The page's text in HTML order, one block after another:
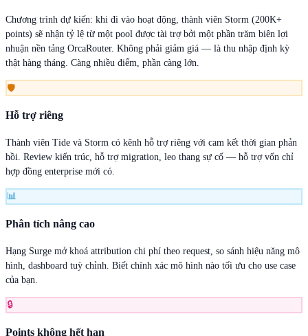
Chương trình dự kiến: khi đi vào hoạt động, thành viên Storm (200K+
points) sẽ nhận tỷ lệ từ một pool được tài trợ bởi một phần trăm biên lợi
nhuận nền tảng OrcaRouter. Không phải giảm giá — là thu nhập định kỳ
thật hàng tháng. Càng nhiều điểm, phần càng lớn.
🛡
Hỗ trợ riêng
Thành viên Tide và Storm có kênh hỗ trợ riêng với cam kết thời gian phản
hồi. Review kiến trúc, hỗ trợ migration, leo thang sự cố — hỗ trợ vốn chỉ
hợp đồng enterprise mới có.
📊
Phân tích nâng cao
Hạng Surge mở khoá attribution chi phí theo request, so sánh hiệu năng mô
hình, dashboard tuỳ chỉnh. Biết chính xác mô hình nào tối ưu cho use case
của bạn.
🔒
Points không hết hạn